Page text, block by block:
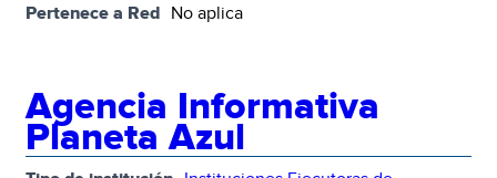
Pertenece a Red No aplica
Agencia Informativa
Planeta Azul